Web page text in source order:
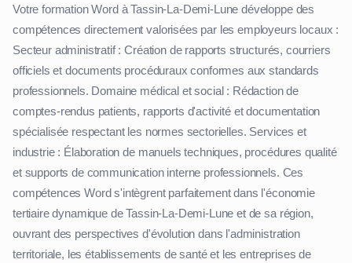
Votre formation Word à Tassin-La-Demi-Lune développe des
compétences directement valorisées par les employeurs locaux :
Secteur administratif : Création de rapports structurés, courriers
officiels et documents procéduraux conformes aux standards
professionnels. Domaine médical et social : Rédaction de
comptes-rendus patients, rapports d'activité et documentation
spécialisée respectant les normes sectorielles. Services et
industrie : Élaboration de manuels techniques, procédures qualité
et supports de communication interne professionnels. Ces
compétences Word s'intègrent parfaitement dans l'économie
tertiaire dynamique de Tassin-La-Demi-Lune et de sa région,
ouvrant des perspectives d'évolution dans l'administration
territoriale, les établissements de santé et les entreprises de